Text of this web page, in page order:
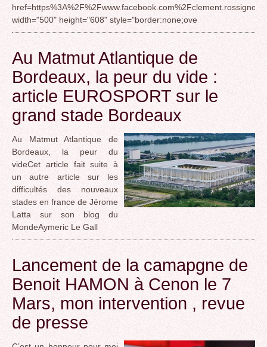
width="500" height="608" style="border:none;ove
Au Matmut Atlantique de
Bordeaux, la peur du vide :
article EUROSPORT sur le
grand stade Bordeaux
Au Matmut Atlantique de
Bordeaux, la peur du
videCet article fait suite à
un autre article sur les
difficultés des nouveaux
stades en france de Jérome
Latta sur son blog du
MondeAymeric Le Gall
Lancement de la camapgne de
Benoit HAMON à Cenon le 7
Mars, mon intervention , revue
de presse